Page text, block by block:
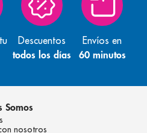
Descuentos
todos los días
Envíos en
60 minutos
Somos
nosotros